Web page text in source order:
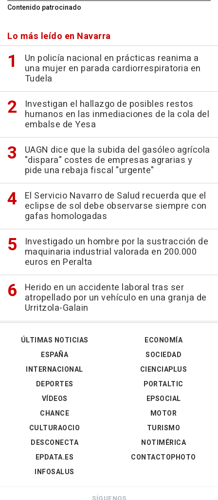
Contenido patrocinado
Lo más leído en Navarra
Un policía nacional en prácticas reanima a
una mujer en parada cardiorrespiratoria en
Tudela
Investigan el hallazgo de posibles restos
humanos en las inmediaciones de la cola del
embalse de Yesa
UAGN dice que la subida del gasóleo agrícola
"dispara" costes de empresas agrarias y
pide una rebaja fiscal "urgente"
El Servicio Navarro de Salud recuerda que el
eclipse de sol debe observarse siempre con
gafas homologadas
Investigado un hombre por la sustracción de
maquinaria industrial valorada en 200.000
euros en Peralta
Herido en un accidente laboral tras ser
atropellado por un vehículo en una granja de
Urritzola-Galain
ÚLTIMAS NOTICIAS
ESPAÑA
INTERNACIONAL
DEPORTES
VÍDEOS
ECONOMÍA
SOCIEDAD
CIENCIAPLUS
PORTALTIC
EPSOCIAL
CHANCE
CULTURAOCIO
DESCONECTA
EPDATA.ES
INFOSALUS
MOTOR
TURISMO
NOTIMÉRICA
CONTACTOPHOTO